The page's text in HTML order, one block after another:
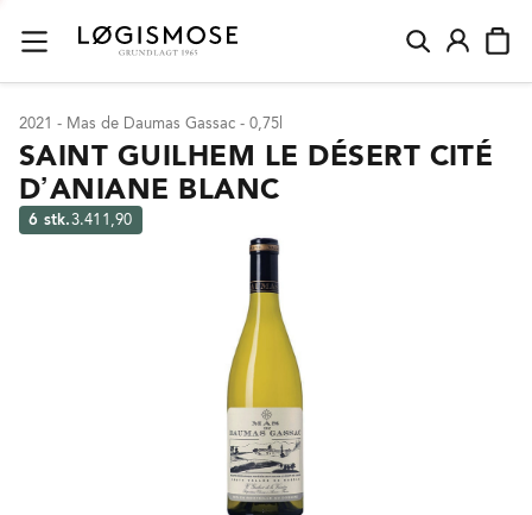
2021 - Mas de Daumas Gassac - 0,75l
SAINT GUILHEM LE DÉSERT CITÉ
D’ANIANE BLANC
6 stk.3.411,90